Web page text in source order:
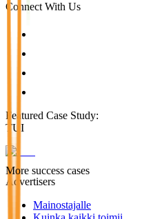
Connect With Us
Featured Case Study:
TUI
More success cases
Advertisers
Mainostajalle